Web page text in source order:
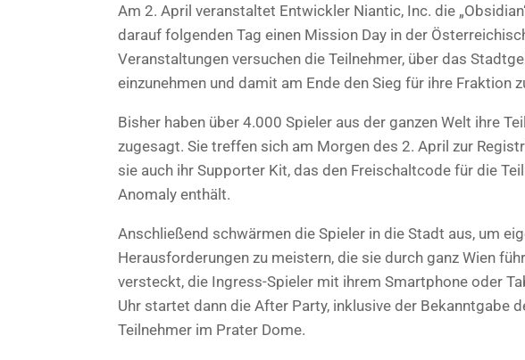
Am 2. April veranstaltet Entwickler Niantic, Inc. die
darauf folgenden Tag einen Mission Day in der
Veranstaltungen versuchen die Teilnehmer, über das
einzunehmen und damit am Ende den Sieg für ihre Fraktion
Bisher haben über 4.000 Spieler aus der ganzen Welt ihre
zugesagt. Sie treffen sich am Morgen des 2. April zur
sie auch ihr Supporter Kit, das den Freischaltcode für die
Anomaly enthält.
Anschließend schwärmen die Spieler in die Stadt aus, um
Herausforderungen zu meistern, die sie durch ganz Wien
versteckt, die Ingress-Spieler mit ihrem Smartphone oder
Uhr startet dann die After Party, inklusive der Bekanntgabe
Teilnehmer im Prater Dome.